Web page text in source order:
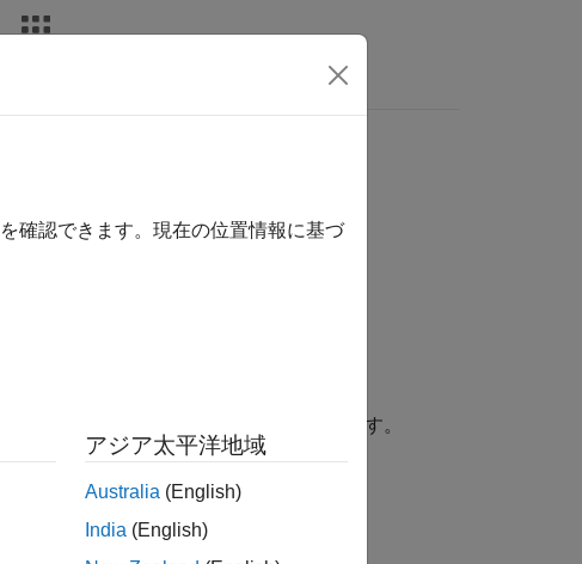
順序なし (箇条書き) リストを指定します。
確認できます。現在の位置情報に基づ
アジア太平洋地域
Australia (English)
India (English)